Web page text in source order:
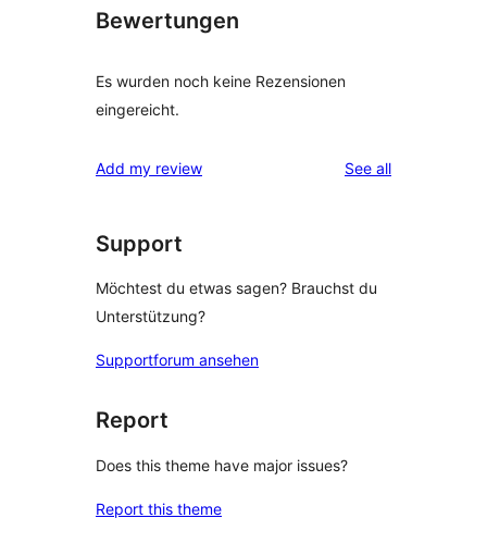
Bewertungen
Es wurden noch keine Rezensionen
eingereicht.
Add my review See allreviews
Support
Möchtest du etwas sagen? Brauchst du
Unterstützung?
Supportforum ansehen
Report
Does this theme have major issues?
Report this theme